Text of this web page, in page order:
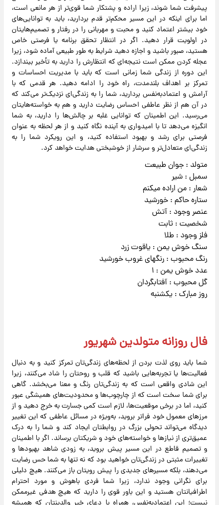
پیشرفت شما شوند، زیرا اراده و پشتکار شما قوی‌تر از هر مانعی است،
اما برای اینکه در این مسیر محکم‌تر قدم بردارید، باید به توانایی‌های
خود بیشتر اعتماد کنید و محبت و مهربانی را در رفتار و تصمیم‌هایتان
در اولویت قرار دهید. اگر در انتظار تحقق برنامه یا فرصتی خاص
هستید، صبور باشید و اجازه دهید شرایط به طور طبیعی آماده شود، زیرا
عجله کردن ممکن است نتیجه‌ای که انتظارش را دارید به تأخیر بیندازد.
این دوره از زندگی شما زمانی است که باید با مدیریت احساسات و
تمرکز بر اهداف بلندمدت، راه خود را ادامه دهید. هر قدمی که با
آرامش و اعتمادبه‌نفس بردارید، شما را به زندگی‌ای نزدیک‌تر می‌کند که
در آن هم از نظر عاطفی احساس رضایت دارید و هم به خواسته‌هایتان
می‌رسید. این اطمینان که توانایی غلبه بر چالش‌ها را دارید، به شما
انگیزه می‌دهد تا با امیدواری به آینده نگاه کنید و از هر لحظه به عنوان
فرصتی برای رشد و بهبود استفاده کنید، و این رویکرد شما را به
زندگی‌ای متعادل‌تر و سرشار از خوشبختی هدایت خواهد کرد.
متولد : جوان طبیعت
سمبل : شیر
شعار : من اراده میکنم
ستاره حاکم : خورشید
عنصر وجود : آتش
شخصیت : ثابت
فلز وجود : طلا
سنگ خوش یمن : یاقوت زرد
رنگ محبوب : رنگهای غروب خورشید
عدد خوش یمن : ۱
گل محبوب : آفتابگردان
روز مبارک : یکشنبه
فال روزانه متولدین شهریور
شما باید روی لذت بردن از لحظه‌های زندگی‌تان تمرکز کنید و به دنبال
فعالیت‌ها یا تجربه‌هایی باشید که قلب و روحتان را شاد می‌کنند، زیرا
این شادی واقعی است که به زندگی‌تان رنگ و معنا می‌بخشد. گاهی
برای شما سخت است که از چارچوب‌ها و محدودیت‌های همیشگی عبور
کنید، اما در برخی موقعیت‌ها، لازم است کمی جسارت به خرج دهید و از
مرزهای معمول خود فراتر بروید، به‌ویژه در مسائل عاطفی که این تغییر
دیدگاه می‌تواند تحولی بزرگ در روابطتان ایجاد کند و شما را به درک
عمیق‌تری از نیازها و خواسته‌های خود و شریکتان برساند. اگر با اطمینان
و تصمیم قاطع در این مسیر پیش بروید، به زودی شاهد بهبودها و
تغییرات مثبتی در زندگی‌تان خواهید بود که نه تنها به شما حس رضایت
می‌دهند، بلکه مسیرهای جدیدی را پیش رویتان باز می‌کنند. هیچ دلیلی
برای نگرانی وجود ندارد، زیرا شما فردی باهوش و مورد احترام
اطرافیانتان هستید و این باور قوی را دارید که هیچ هدفی غیرممکن